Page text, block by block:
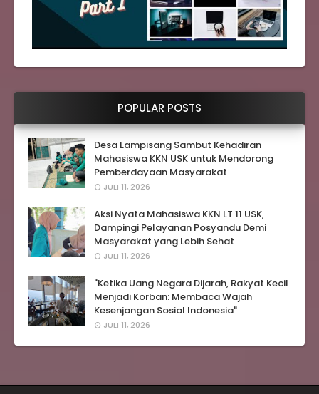
POPULAR POSTS
Desa Lampisang Sambut Kehadiran
Mahasiswa KKN USK untuk Mendorong
Pemberdayaan Masyarakat
JULI 11, 2026
Aksi Nyata Mahasiswa KKN LT 11 USK,
Dampingi Pelayanan Posyandu Demi
Masyarakat yang Lebih Sehat
JULI 11, 2026
"Ketika Uang Negara Dijarah, Rakyat Kecil
Menjadi Korban: Membaca Wajah
Kesenjangan Sosial Indonesia"
JULI 11, 2026